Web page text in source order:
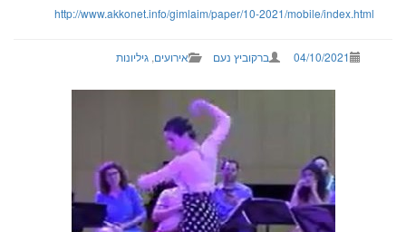
http://www.akkonet.info/gimlaim/paper/10-2021/mobile/
04/10/2021 ברקוביץ נעם אירועים,גיליונות